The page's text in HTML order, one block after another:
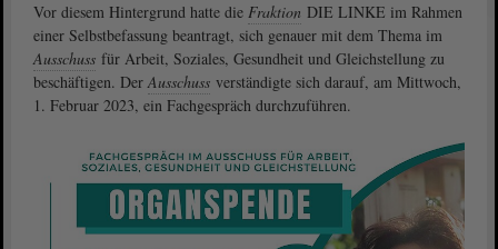
Vor diesem Hintergrund hatte die Fraktion DIE LINKE im Rahmen
einer Selbstbefassung beantragt, sich genauer mit dem Thema im
Ausschuss für Arbeit, Soziales, Gesundheit und Gleichstellung zu
beschäftigen. DerAusschuss verständigte sich darauf, am Mittwoch,
1. Februar 2023, ein Fachgespräch durchzuführen.